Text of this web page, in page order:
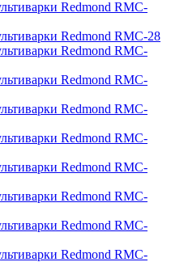
Redmond RMC-
Redmond RMC-28
Redmond RMC-
Redmond RMC-
Redmond RMC-
Redmond RMC-
Redmond RMC-
Redmond RMC-
Redmond RMC-
Redmond RMC-